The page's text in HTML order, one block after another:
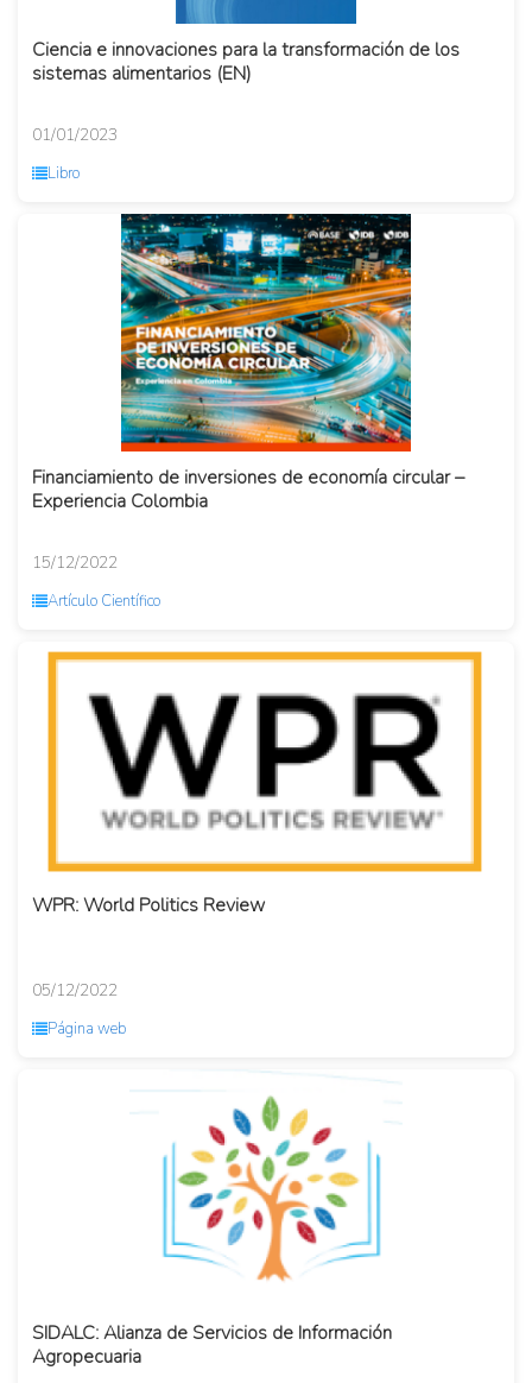
Ciencia e innovaciones para la transformación de los
sistemas alimentarios (EN)
01/01/2023
Libro
Financiamiento de inversiones de economía circular –
Experiencia Colombia
15/12/2022
Artículo Científico
WPR: World Politics Review
05/12/2022
Página web
SIDALC: Alianza de Servicios de Información
Agropecuaria